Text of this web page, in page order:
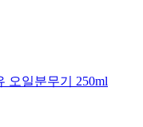
오일분무기 250ml